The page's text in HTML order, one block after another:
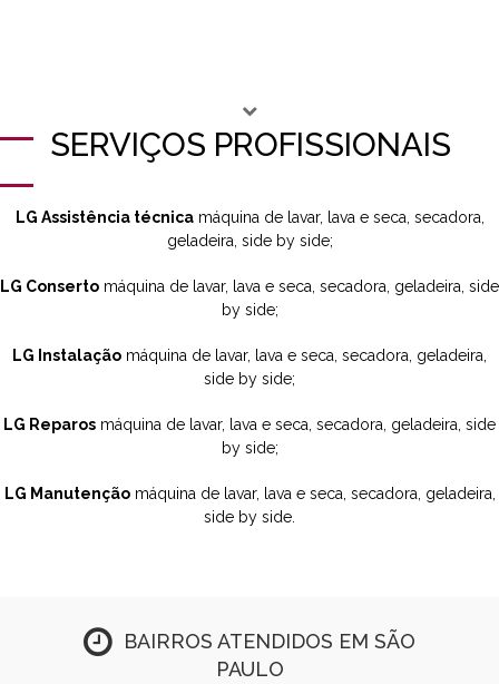
SERVIÇOS PROFISSIONAIS
LG Assistência técnicamáquina de lavar, lava e seca, secadora,
geladeira, side by side;
LG Conserto máquina de lavar, lava e seca, secadora, geladeira, side
by side;
LG Instalação máquina de lavar, lava e seca, secadora, geladeira,
side by side;
LG Reparos máquina de lavar, lava e seca, secadora, geladeira, side
by side;
LG Manutençãomáquina de lavar, lava e seca, secadora, geladeira,
side by side.
BAIRROS ATENDIDOS EM SÃO
PAULO